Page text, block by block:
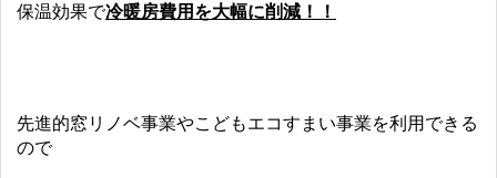
保温効果で冷暖房費用を大幅に削減！！
先進的窓リノベ事業やこどもエコすまい事業を利用できる
ので